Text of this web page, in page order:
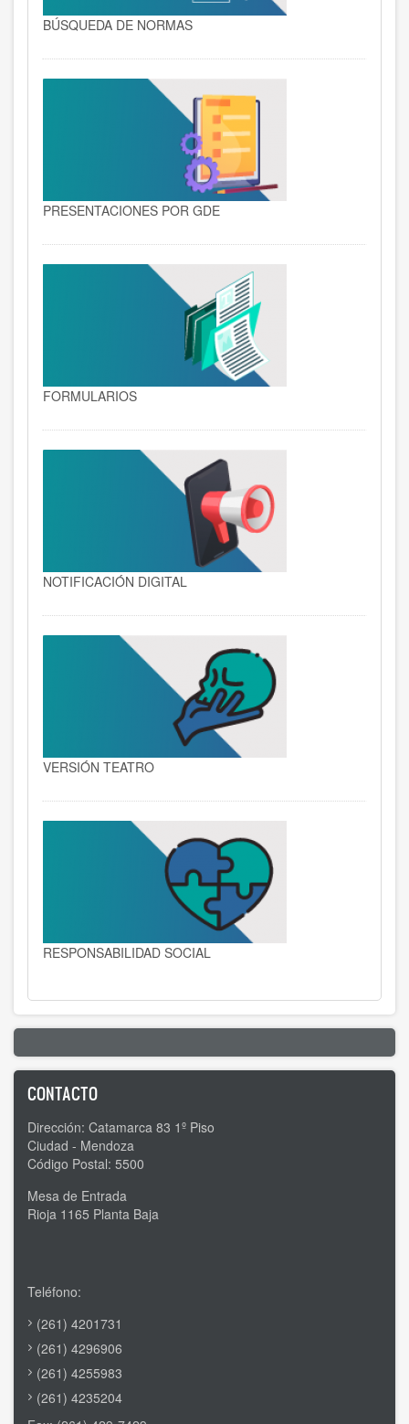
BÚSQUEDA DE NORMAS
PRESENTACIONES POR GDE
FORMULARIOS
NOTIFICACIÓN DIGITAL
VERSIÓN TEATRO
RESPONSABILIDAD SOCIAL
CONTACTO
Dirección: Catamarca 83 1º Piso
Ciudad - Mendoza
Código Postal: 5500
Mesa de Entrada
Rioja 1165 Planta Baja
Teléfono:
(261) 4201731
(261) 4296906
(261) 4255983
(261) 4235204